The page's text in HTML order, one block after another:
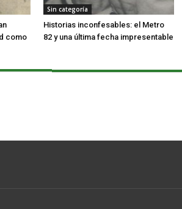
como
Sin categoría
Historias inconfesables: el Metro
82 y una última fecha impresentable